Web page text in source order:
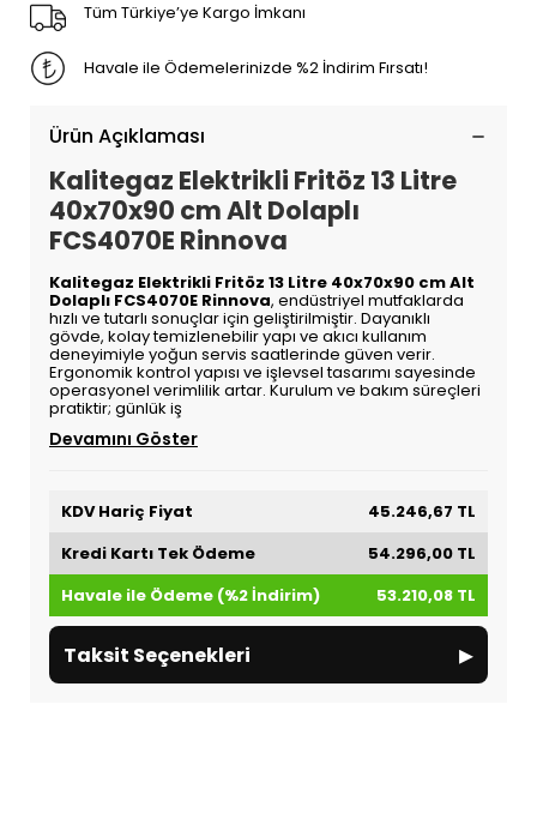
Tüm Türkiye’ye Kargo İmkanı
Havale ile Ödemelerinizde %2 İndirim Fırsatı!
Ürün Açıklaması
Kalitegaz Elektrikli Fritöz 13 Litre
40x70x90 cm Alt Dolaplı
FCS4070E Rinnova
Kalitegaz Elektrikli Fritöz 13 Litre 40x70x90 cm Alt
Dolaplı FCS4070E Rinnova, endüstriyel mutfaklarda
hızlı ve tutarlı sonuçlar için geliştirilmiştir. Dayanıklı
gövde, kolay temizlenebilir yapı ve akıcı kullanım
deneyimiyle yoğun servis saatlerinde güven verir.
Ergonomik kontrol yapısı ve işlevsel tasarımı sayesinde
operasyonel verimlilik artar. Kurulum ve bakım süreçleri
pratiktir; günlük iş
Devamını Göster
KDV Hariç Fiyat
45.246,67 TL
Kredi Kartı Tek Ödeme
54.296,00 TL
Havale ile Ödeme (%2 İndirim)
53.210,08 TL
Taksit Seçenekleri ▸